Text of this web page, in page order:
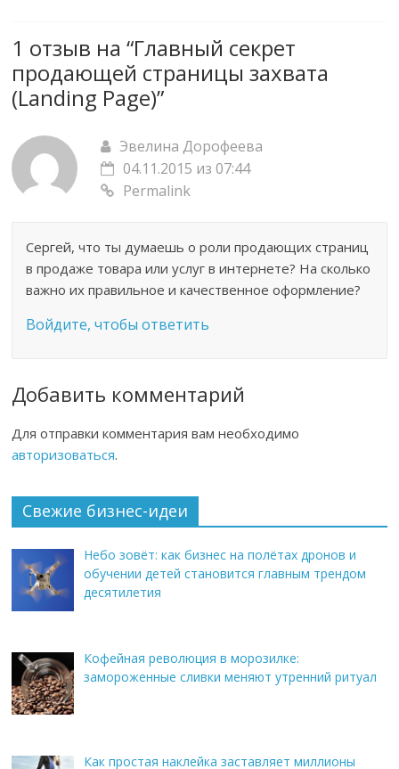
1 отзыв на “Главный секрет
продающей страницы захвата
(Landing Page)”
Эвелина Дорофеева
04.11.2015 из 07:44
Permalink
Сергей, что ты думаешь о роли продающих страниц
в продаже товара или услуг в интернете? На сколько
важно их правильное и качественное оформление?
Войдите, чтобы ответить
Добавить комментарий
Для отправки комментария вам необходимо
авторизоваться.
Свежие бизнес-идеи
Небо зовёт: как бизнес на полётах дронов и
обучении детей становится главным трендом
десятилетия
Кофейная революция в морозилке:
замороженные сливки меняют утренний ритуал
Как простая наклейка заставляет миллионы